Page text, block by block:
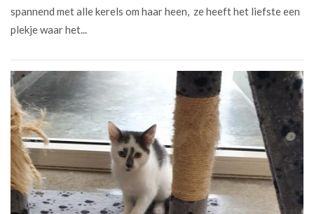
spannend met alle kerels om haar heen, ze heeft het liefste een
plekje waar het...